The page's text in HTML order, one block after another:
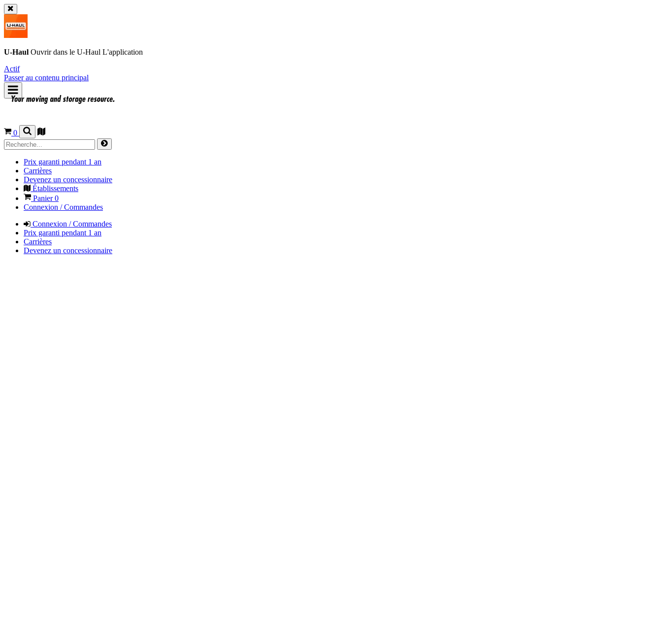
U-Haul Ouvrir dans le U-Haul L'application
Actif
Passer au contenu principal
0
Prix garanti pendant 1 an
Carrières
Devenez un concessionnaire
Établissements
Panier0
Connexion / Commandes
Connexion / Commandes
Prix garanti pendant 1 an
Carrières
Devenez un concessionnaire